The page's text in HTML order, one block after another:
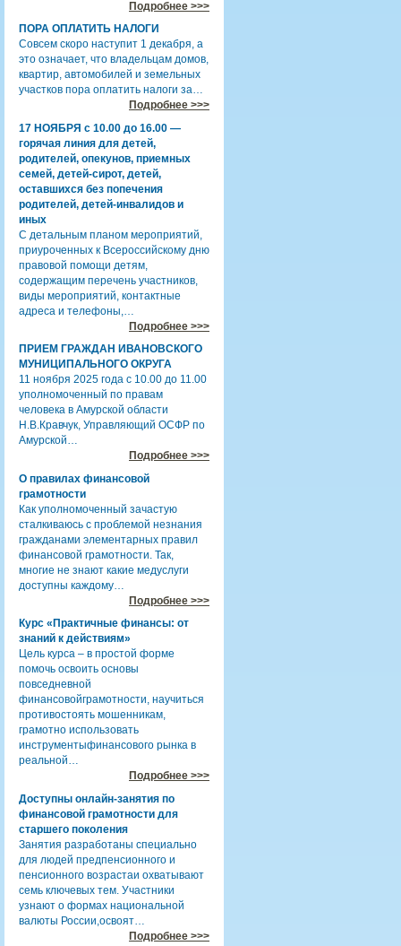
Подробнее >>>
ПОРА ОПЛАТИТЬ НАЛОГИ
Совсем скоро наступит 1 декабря, а
это означает, что владельцам домов,
квартир, автомобилей и земельных
участков пора оплатить налоги за…
Подробнее >>>
17 НОЯБРЯ с 10.00 до 16.00 —
горячая линия для детей,
родителей, опекунов, приемных
семей, детей-сирот, детей,
оставшихся без попечения
родителей, детей-инвалидов и
иных
С детальным планом мероприятий,
приуроченных к Всероссийскому дню
правовой помощи детям,
содержащим перечень участников,
виды мероприятий, контактные
адреса и телефоны,…
Подробнее >>>
ПРИЕМ ГРАЖДАН ИВАНОВСКОГО
МУНИЦИПАЛЬНОГО ОКРУГА
11 ноября 2025 года с 10.00 до 11.00
уполномоченный по правам
человека в Амурской области
Н.В.Кравчук, Управляющий ОСФР по
Амурской…
Подробнее >>>
О правилах финансовой
грамотности
Как уполномоченный зачастую
сталкиваюсь с проблемой незнания
гражданами элементарных правил
финансовой грамотности. Так,
многие не знают какие медуслуги
доступны каждому…
Подробнее >>>
Курс «Практичные финансы: от
знаний к действиям»
Цель курса – в простой форме
помочь освоить основы
повседневной
финансовойграмотности, научиться
противостоять мошенникам,
грамотно использовать
инструментыфинансового рынка в
реальной…
Подробнее >>>
Доступны онлайн-занятия по
финансовой грамотности для
старшего поколения
Занятия разработаны специально
для людей предпенсионного и
пенсионного возрастаи охватывают
семь ключевых тем. Участники
узнают о формах национальной
валюты России,освоят…
Подробнее >>>